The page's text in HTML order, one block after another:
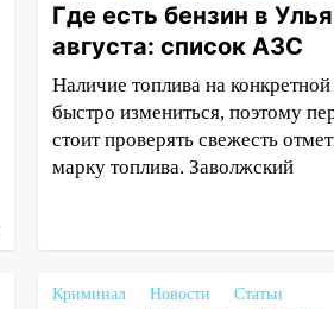
Где есть бензин в
августа: список АЗС
Наличие топлива на
быстро измениться, поэтому
стоит проверять свежесть
марку топлива. Заволжский
Криминал Новости
Статьи